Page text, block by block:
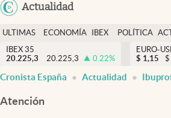
Actualidad
Política
Actualidad
Criptomonedas
España
ULTIMAS
NOTICIAS
ECONOMÍA
FINANZAS
IBEX
EURO
POLÍTICA
IBEX 35
20.225,3
20.225,3 0.22%
EURO-
$ 1,15 $
Cronista España Actualidad
Atención